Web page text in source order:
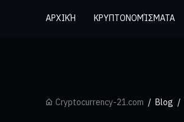
ΑΡΧΙΚΉ ΚΡΥΠΤΟΝΟΜΊΣΜΑΤΑ
Cryptocurrency-21.com Blog